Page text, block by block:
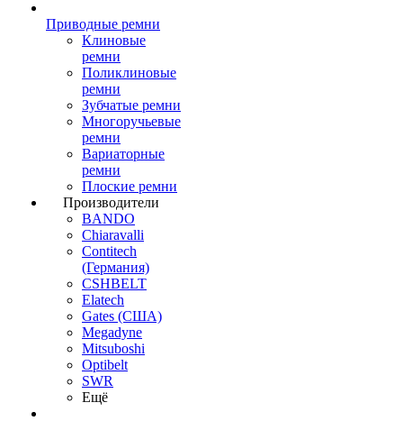
Приводные ремни
Клиновые
ремни
Поликлиновые
ремни
Зубчатые ремни
Многоручьевые
ремни
Вариаторные
ремни
Плоские ремни
Производители
BANDO
Chiaravalli
Contitech
(Германия)
CSHBELT
Elatech
Gates (США)
Megadyne
Mitsuboshi
Optibelt
SWR
Ещё